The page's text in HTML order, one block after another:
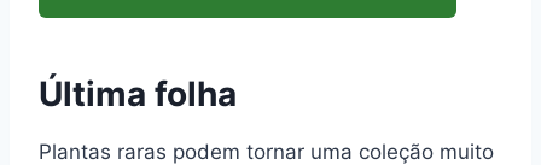
Última folha
Plantas raras podem tornar uma coleção muito